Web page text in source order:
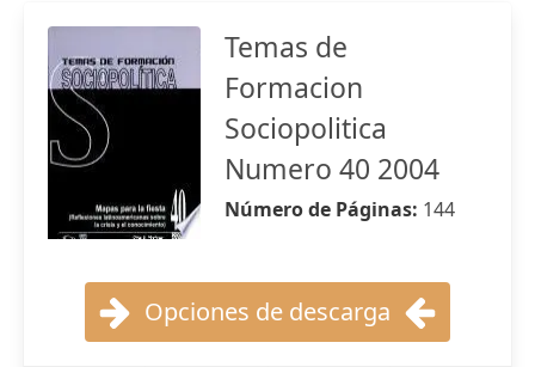
Temas de
Formacion
Sociopolitica
Numero 40 2004
Número de Páginas: 144
Opciones de descarga